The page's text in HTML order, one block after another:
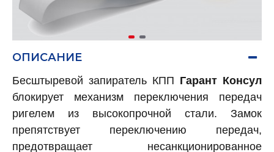
ОПИСАНИЕ
Бесштыревой запиратель КПП Гарант Консул
блокирует механизм переключения передач
ригелем из высокопрочной стали. Замок
препятствует переключению передач,
предотвращает несанкционированное